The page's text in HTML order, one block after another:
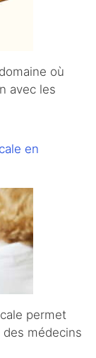
où
avec les
en
permet
médecins